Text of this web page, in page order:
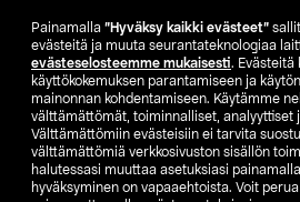
Painamalla ”Hyväksy kaikki evästeet”
evästeitä ja muuta seurantateknologiaa
evästeselosteemme mukaisesti. Evästeitä
käyttökokemuksen parantamiseen ja
mainonnan kohdentamiseen. Käytämme
välttämättömät, toiminnalliset, analyyttiset
Välttämättömiin evästeisiin ei tarvita
välttämättömiä verkkosivuston sisällön
halutessasi muuttaa asetuksiasi painamalla
hyväksyminen on vapaaehtoista. Voit
Etsi
SE NO FI
FI SV